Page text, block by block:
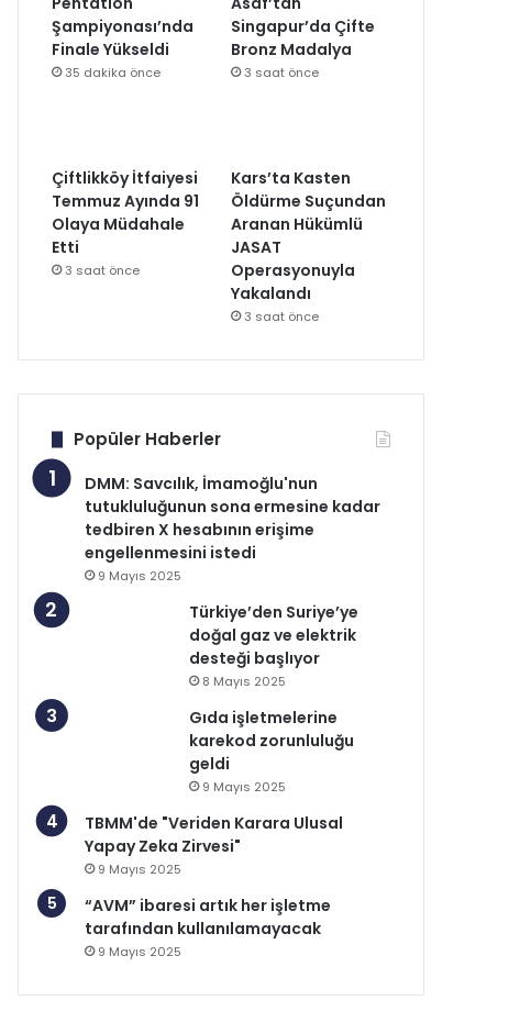
Şampiyonası’nda
Finale Yükseldi
35 dakika önce
Singapur’da Çifte
Bronz Madalya
3 saat önce
Çiftlikköy İtfaiyesi
Temmuz Ayında 91
Olaya Müdahale
Etti
3 saat önce
Kars’ta Kasten
Öldürme Suçundan
Aranan Hükümlü
JASAT
Operasyonuyla
Yakalandı
3 saat önce
Popüler Haberler
DMM: Savcılık, İmamoğlu'nun
tutukluluğunun sona ermesine kadar
tedbiren X hesabının erişime
engellenmesini istedi
9 Mayıs 2025
Türkiye’den Suriye’ye
doğal gaz ve elektrik
desteği başlıyor
8 Mayıs 2025
Gıda işletmelerine
karekod zorunluluğu
geldi
9 Mayıs 2025
TBMM'de "Veriden Karara Ulusal
Yapay Zeka Zirvesi"
9 Mayıs 2025
“AVM” ibaresi artık her işletme
tarafından kullanılamayacak
9 Mayıs 2025